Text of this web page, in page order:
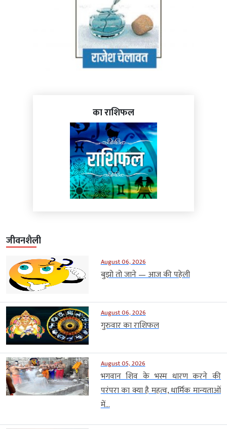
का राशिफल
जीवनशैली
August 06, 2026
बुझो तो जाने — आज की पहेली
August 06, 2026
गुरुवार का राशिफल
August 05, 2026
भगवान शिव के भस्म धारण करने की
परंपरा का क्या है महत्व, धार्मिक मान्यताओं
में...